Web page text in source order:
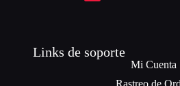
Links de soporte
Mi Cuenta